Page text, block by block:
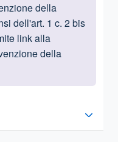
della
dell'art. 1 c. 2 bis
link alla
della